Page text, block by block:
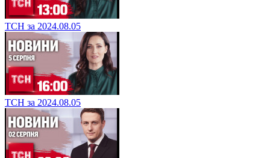
ТСН за 2024.08.05
ТСН за 2024.08.05